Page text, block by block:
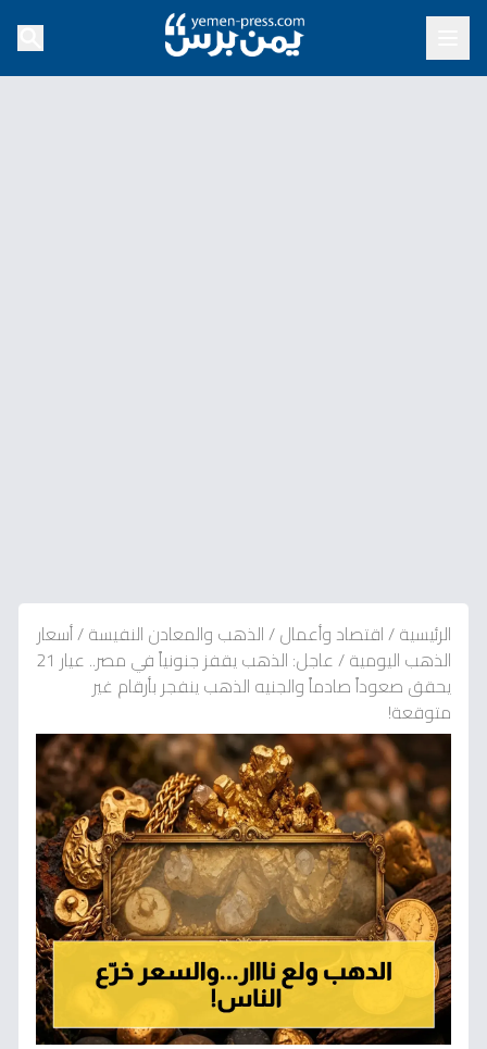
الرئيسية/اقتصاد وأعمال/الذهب والمعادن النفيسة/أسعار
الذهب اليومية/
عاجل: الذهب يقفز جنونياً في مصر.. عيار 21
يحقق صعوداً صادماً والجنيه الذهب ينفجر بأرقام غير
متوقعة!